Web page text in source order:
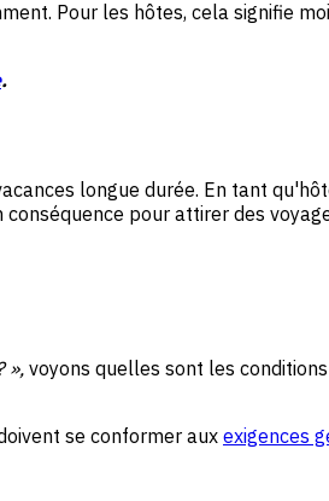
Pour les hôtes, cela signifie
.
longue durée. En tant
pour attirer des
», voyons quelles sont les
se conformer aux exigences